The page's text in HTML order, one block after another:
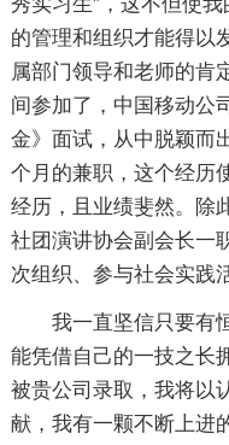
的管理和组织才能得以
属部门领导和老师的肯
间参加了，中国移动公
金》面试，从中脱颖而
个月的兼职，这个经历
经历，且业绩斐然。除
社团演讲协会副会长一
次组织、参与社会实践
我一直坚信只要有
能凭借自己的一技之长
被贵公司录取，我将以
献，我有一颗不断上进